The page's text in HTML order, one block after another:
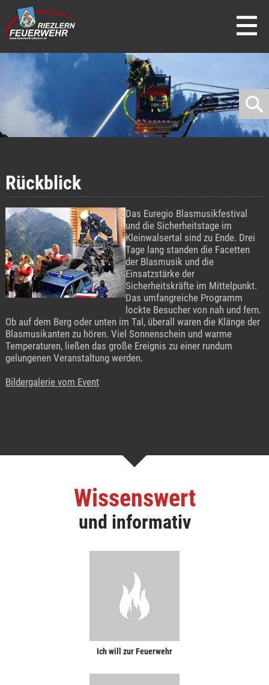
direkt zur Navigation
direkt zum Inhalt
Rückblick
Das Euregio Blasmusikfestival
und die Sicherheitstage im
Kleinwalsertal sind zu Ende. Drei
Tage lang standen die Facetten
der Blasmusik und die
Einsatzstärke der
Sicherheitskräfte im Mittelpunkt.
Das umfangreiche Programm
lockte Besucher von nah und fern.
Ob auf dem Berg oder unten im Tal, überall waren die Klänge der
Blasmusikanten zu hören. Viel Sonnenschein und warme
Temperaturen, ließen das große Ereignis zu einer rundum
gelungenen Veranstaltung werden.
Bildergalerie vom Event
Wissenswert
und informativ
Ich will zur Feuerwehr